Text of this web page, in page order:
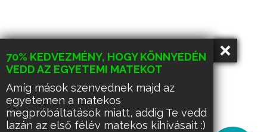
70% KEDVEZMÉNY, HOGY KÖNNYEDÉN
VEDD AZ EGYETEMI MATEKOT
Amíg mások szenvednek majd az
egyetemen a matekos
megpróbáltatások miatt, addig Te vedd
lazán az első félév matekos kihívásait :)